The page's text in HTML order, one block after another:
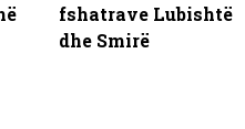
fshatrave Lubishtë
dhe Smirë